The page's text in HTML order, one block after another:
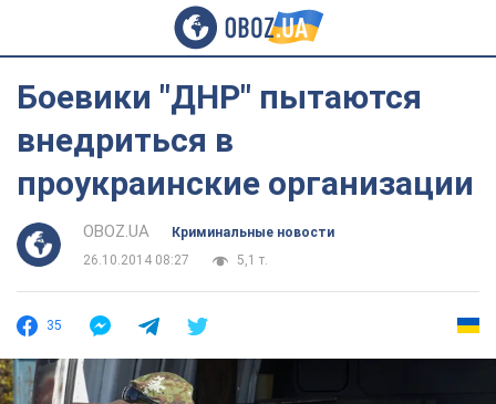
Боевики "ДНР" пытаются
внедриться в
проукраинские организации
OBOZ.UA
Криминальные новости
26.10.2014 08:27
5,1 т.
35